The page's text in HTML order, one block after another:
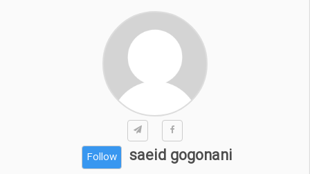
saeid gogonani
Follow